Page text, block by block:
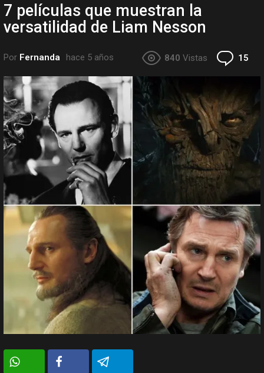
7 películas que muestran la
versatilidad de Liam Nesson
Por Fernanda hace 5 años 840 Vistas 15